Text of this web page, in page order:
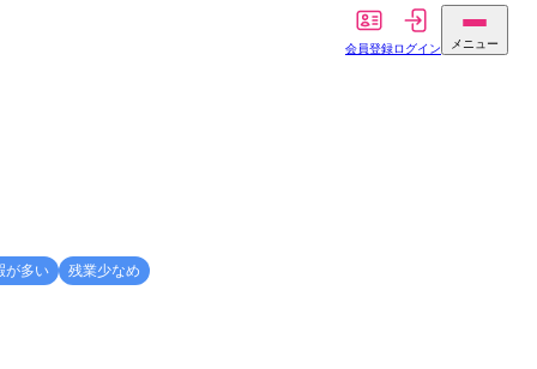
会員登録ログイン メニュー
が多い 残業少なめ